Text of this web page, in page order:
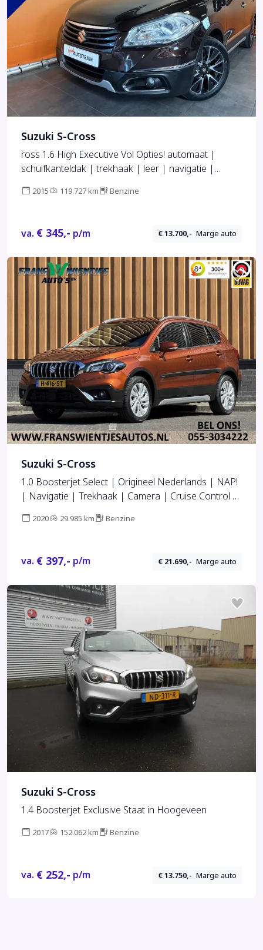
Suzuki S-Cross
ross 1.6 High Executive Vol Opties! automaat |
schuifkanteldak | trekhaak | leer | navigatie |
2015 119.727 km Benzine
va. € 345,- p/m € 13.700,- Marge auto
Suzuki S-Cross
1.0 Boosterjet Select | Origineel Nederlands | NAP!
| Navigatie | Trekhaak | Camera | Cruise Control |
Carplay | Android Auto |
2020 29.985 km Benzine
va. € 397,- p/m € 21.690,- Marge auto
Suzuki S-Cross
1.4 Boosterjet Exclusive Staat in Hoogeveen
2017 152.062 km Benzine
va. € 252,- p/m € 13.750,- Marge auto